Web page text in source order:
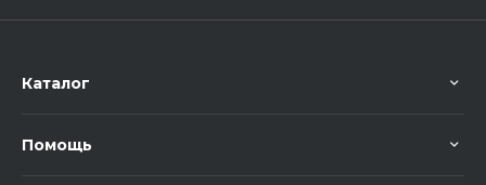
Каталог
Помощь